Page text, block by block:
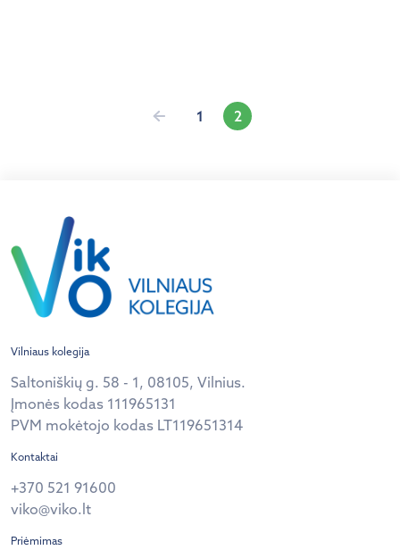
universitete (Nyderlandai) įvyko šio projekto
partnerių susitikimas, kuriame Vilniaus kolegijai […]
Įrašų
1 2
Vilniaus kolegija
Saltoniškių g. 58 - 1, 08105, Vilnius.
Įmonės kodas 111965131
PVM mokėtojo kodas LT119651314
Kontaktai
+370 521 91600
viko@viko.lt
Priėmimas